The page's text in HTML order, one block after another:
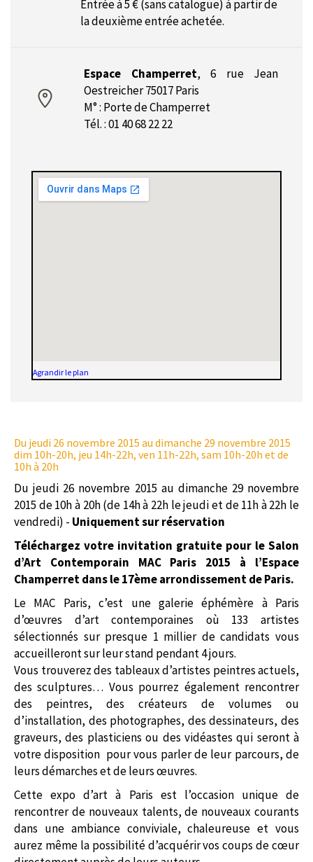
Entrée à 5 € (sans catalogue) à partir de
la deuxième entrée achetée.
Espace Champerret, 6 rue Jean
Oestreicher 75017 Paris
M° : Porte de Champerret
Tél. : 01 40 68 22 22
Agrandir le plan
Du jeudi 26 novembre 2015 au dimanche 29 novembre 2015
dim 10h-20h, jeu 14h-22h, ven 11h-22h, sam 10h-20h et de
10h à 20h
Du jeudi 26 novembre 2015 au dimanche 29 novembre
2015 de 10h à 20h (de 14h à 22h le jeudi et de 11h à 22h le
vendredi) - Uniquement sur réservation
Téléchargez votre invitation gratuite pour le Salon
d’Art Contemporain MAC Paris 2015 à l’Espace
Champerret dans le 17ème arrondissement de Paris.
Le MAC Paris, c’est une galerie éphémère à Paris
d’œuvres d’art contemporaines où 133 artistes
sélectionnés sur presque 1 millier de candidats vous
accueilleront sur leur stand pendant 4 jours.
Vous trouverez des tableaux d’artistes peintres actuels,
des sculptures… Vous pourrez également rencontrer
des peintres, des créateurs de volumes ou
d’installation, des photographes, des dessinateurs, des
graveurs, des plasticiens ou des vidéastes qui seront à
votre disposition pour vous parler de leur parcours, de
leurs démarches et de leurs œuvres.
Cette expo d’art à Paris est l’occasion unique de
rencontrer de nouveaux talents, de nouveaux courants
dans une ambiance conviviale, chaleureuse et vous
aurez même la possibilité d’acquérir vos coups de cœur